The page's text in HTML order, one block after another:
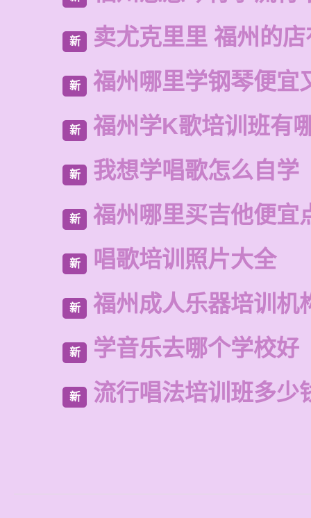
新 卖尤克里里 福州的
新 福州哪里学钢琴便宜
新 福州学K歌培训班有
新 我想学唱歌怎么自学
新 福州哪里买吉他便宜
新 唱歌培训照片大全
新 福州成人乐器培训机
新 学音乐去哪个学校好
新 流行唱法培训班多少